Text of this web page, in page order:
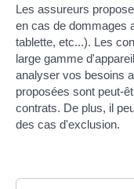
Les assureurs
en cas de dommages
tablette, etc...). Les
large gamme
analyser vos besoins
proposées sont peut-
contrats. De plus, il
des cas d'exclusion.